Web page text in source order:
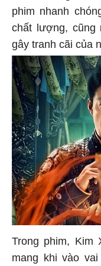
phim nhanh
chất lượng, cũng
gây tranh cãi của
Trong phim, Kim
mang khi vào